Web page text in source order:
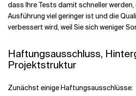
dass Ihre Tests damit schneller
Ausführung viel geringer ist und die
verbessert wird, weil Sie sich weniger
Haftungsausschluss,
Projektstruktur
Zunächst einige Haftungsausschlüsse: